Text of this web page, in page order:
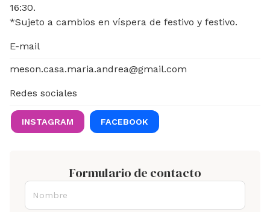
16:30.
*Sujeto a cambios en víspera de festivo y festivo.
E-mail
meson.casa.maria.andrea@gmail.com
Redes sociales
INSTAGRAM FACEBOOK
Formulario de contacto
Nombre